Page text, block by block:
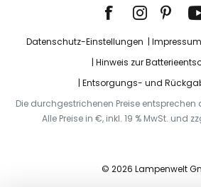
Datenschutz-Einstellungen Impressum
Hinweis zur
Entsorgungs- und
Die durchgestrichenen Preise entsprechen
Alle Preise in €, inkl. 19 % MwSt. und
© 2026 Lampenwelt